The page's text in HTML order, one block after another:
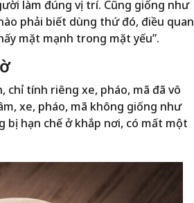
làm đúng vị trí. Cũng giống như
phải biết dùng thứ đó, điều quan
mặt mạnh trong mặt yếu”.
tính riêng xe, pháo, mã đã vô
xe, pháo, mã không giống như
hạn chế ở khắp nơi, có mất một